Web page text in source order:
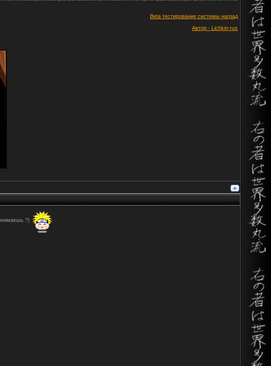
Beta тестирование системы наград
Автор - Lichkin-rus
?)